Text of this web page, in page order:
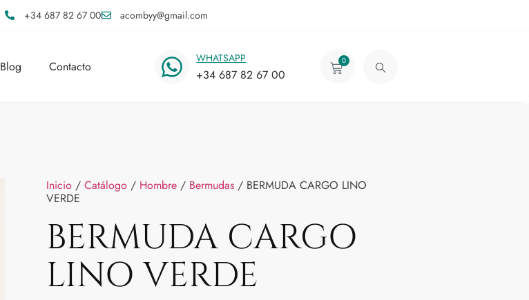
+34 687 82 67 00 acombyy@gmail.com
Blog Contacto
WHATSAPP
+34 687 82 67 00
0
Inicio / Catálogo / Hombre / Bermudas / BERMUDA CARGO LINO
VERDE
BERMUDA CARGO
LINO VERDE